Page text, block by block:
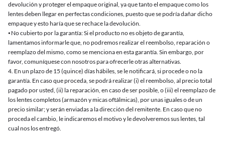
devolución y proteger el empaque original, ya que tanto el empaque como los
lentes deben llegar en perfectas condiciones, puesto que se podría dañar dicho
empaque y esto haría que se rechace la devolución.
⦁ No cubierto por la garantía: Si el producto no es objeto de garantía,
lamentamos informarle que, no podremos realizar el reembolso, reparación o
reemplazo del mismo, como se menciona en esta garantía. Sin embargo, por
favor, comuníquese con nosotros para ofrecerle otras alternativas.
4. En un plazo de 15 (quince) días hábiles, se le notificará, si procede o no la
garantía. En caso que proceda, se podrá realizar (i) el reembolso, al precio total
pagado por usted, (ii) la reparación, en caso de ser posible, o (iii) el reemplazo de
los lentes completos (armazón y micas oftálmicas), por unas iguales o de un
precio similar; y serán enviadas a la dirección del remitente. En caso que no
proceda el cambio, le indicaremos el motivo y le devolveremos sus lentes, tal
cual nos los entregó.